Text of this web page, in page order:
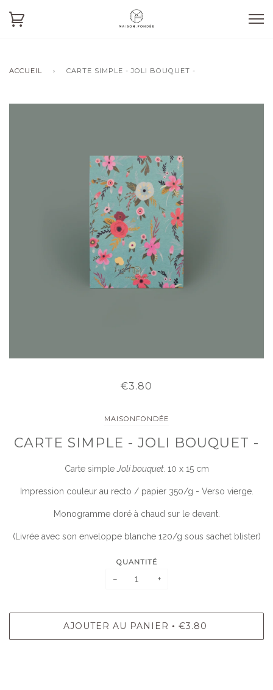
ACCUEIL › CARTE SIMPLE - JOLI BOUQUET -
€3.80
MAISONFONDÉE
CARTE SIMPLE - JOLI BOUQUET -
Carte simpleJoli bouquet. 10 x 15 cm
Impression couleur au recto / papier 350/g - Verso vierge.
Monogramme doré à chaud sur le devant.
(Livrée avec son enveloppe blanche 120/g sous sachet blister)
QUANTITÉ
− +
AJOUTER AU PANIER • €3.80